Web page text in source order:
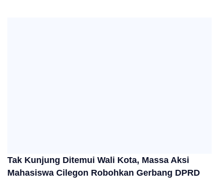
Tak Kunjung Ditemui Wali Kota, Massa Aksi
Mahasiswa Cilegon Robohkan Gerbang DPRD